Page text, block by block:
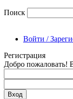
Поиск
Войти /
Регистрация
Добро пожаловать!